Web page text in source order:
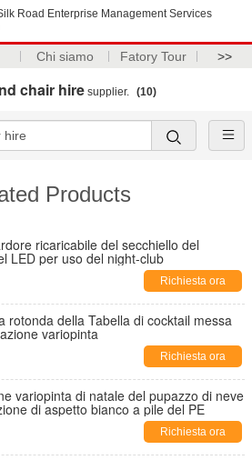
Road Enterprise Management Services
Chi siamo Fatory Tour >>
chair hire supplier. (10)
Products
ricaricabile del secchiello del
LED per uso del night-club
Richiesta ora
rotonda della Tabella di cocktail messa
variopinta
Richiesta ora
variopinta di natale del pupazzo di neve
di aspetto bianco a pile del PE
Richiesta ora